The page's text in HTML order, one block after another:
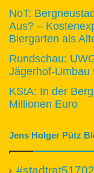
NoT:
Aus? –
Biergarten als
Rundschau:
Jägerhof-Umbau
KStA: In der
Millionen Euro
Jens Holger Pütz